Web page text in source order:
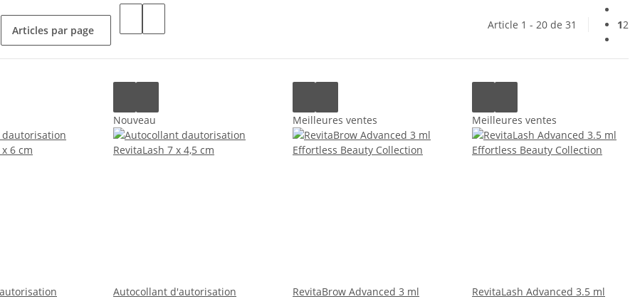
Articles par page Article 1 - 20 de 31 12
Nouveau
Autocollant d'autorisation
Meilleures ventes
RevitaBrow Advanced 3 ml
Meilleures ventes
RevitaLash Advanced 3.5 ml